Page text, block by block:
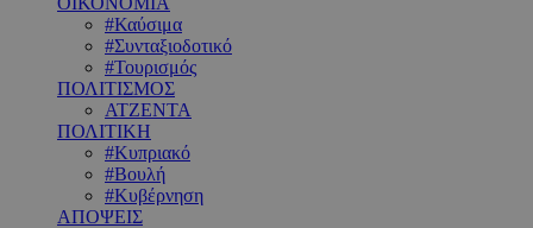
#Καύσιμα
#Συνταξιοδοτικό
#Τουρισμός
ΠΟΛΙΤΙΣΜΟΣ
ΑΤΖΕΝΤΑ
ΠΟΛΙΤΙΚΗ
#Κυπριακό
#Βουλή
#Κυβέρνηση
ΑΠΟΨΕΙΣ